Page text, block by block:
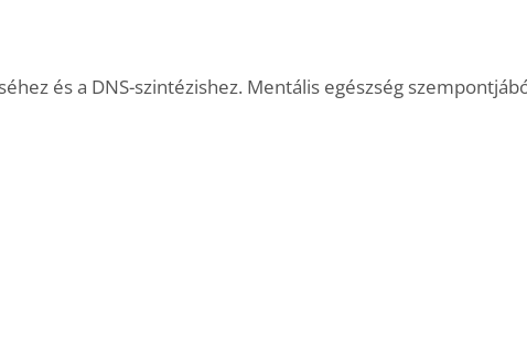
és a DNS-szintézishez. Mentális egészség